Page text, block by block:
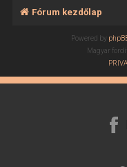
Fórum kezdőlap
Powered by
Magyar